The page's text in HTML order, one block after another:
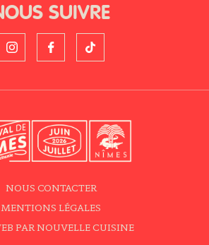
SUIVRE
NOUS CONTACTER
MENTIONS LÉGALES
PAR NOUVELLE CUISINE